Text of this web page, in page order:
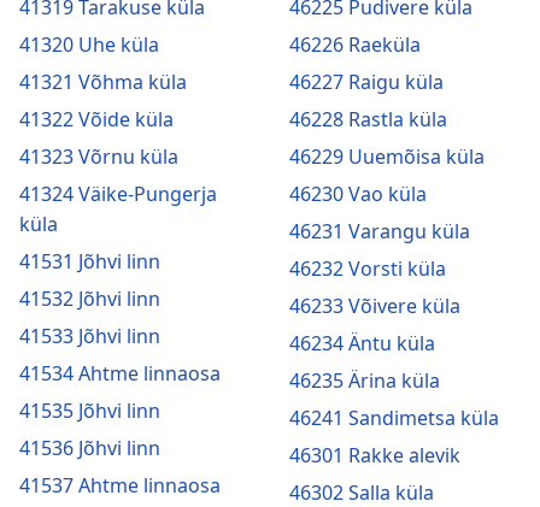
41319 Tarakuse küla
41320 Uhe küla
41321 Võhma küla
41322 Võide küla
41323 Võrnu küla
41324 Väike-Pungerja
küla
41531 Jõhvi linn
41532 Jõhvi linn
41533 Jõhvi linn
41534 Ahtme linnaosa
41535 Jõhvi linn
41536 Jõhvi linn
41537 Ahtme linnaosa
46225 Pudivere küla
46226 Raeküla
46227 Raigu küla
46228 Rastla küla
46229 Uuemõisa küla
46230 Vao küla
46231 Varangu küla
46232 Vorsti küla
46233 Võivere küla
46234 Äntu küla
46235 Ärina küla
46241 Sandimetsa küla
46301 Rakke alevik
46302 Salla küla